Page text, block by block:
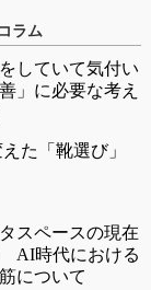
ラム
していて気付い
」に必要な考え
た「靴選び」
スペースの現在
AI時代における
について